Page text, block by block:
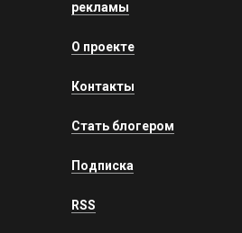
рекламы
О проекте
Контакты
Стать блогером
Подписка
RSS